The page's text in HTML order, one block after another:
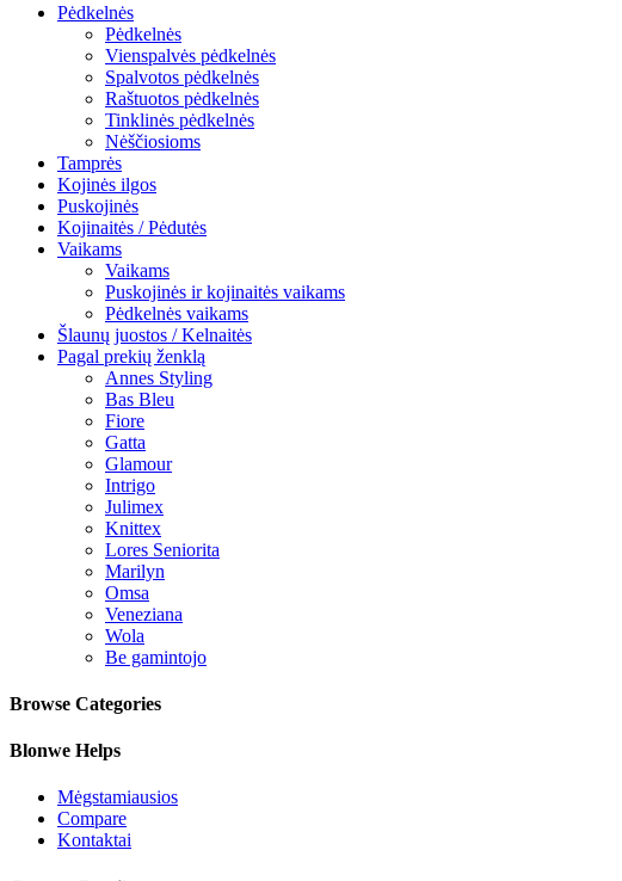
Pėdkelnės
Pėdkelnės
Vienspalvės pėdkelnės
Spalvotos pėdkelnės
Raštuotos pėdkelnės
Tinklinės pėdkelnės
Nėščiosioms
Tamprės
Kojinės ilgos
Puskojinės
Kojinaitės / Pėdutės
Vaikams
Vaikams
Puskojinės ir kojinaitės vaikams
Pėdkelnės vaikams
Šlaunų juostos / Kelnaitės
Pagal prekių ženklą
Annes Styling
Bas Bleu
Fiore
Gatta
Glamour
Intrigo
Julimex
Knittex
Lores Seniorita
Marilyn
Omsa
Veneziana
Wola
Be gamintojo
Browse Categories
Blonwe Helps
Mėgstamiausios
Compare
Kontaktai